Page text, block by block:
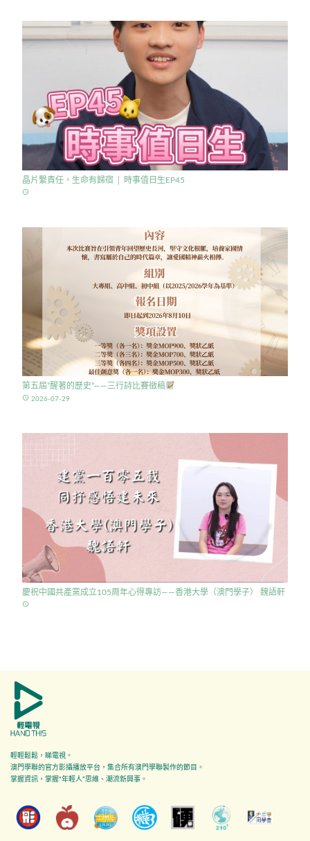
晶片繫責任，生命有歸宿 │ 時事值日生EP45
access_time
第五屆”醒著的歷史”——三行詩比賽徵稿
access_time 2026-07-29
慶祝中國共產黨成立105周年心得專訪——香港大學（澳門學子） 魏語軒
access_time
輕輕鬆鬆，睇電視。
澳門學聯的官方影攝播放平台，集合所有澳門學聯製作的節目。
掌握資訊，掌握"年輕人”思維、潮流新興事。